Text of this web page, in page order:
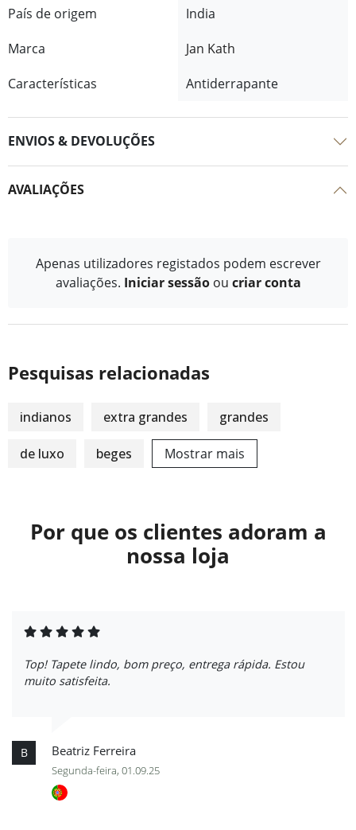
País de origem
India
Marca
Jan Kath
Características
Antiderrapante
ENVIOS & DEVOLUÇÕES
AVALIAÇÕES
Apenas utilizadores registados podem escrever
avaliações. Iniciar sessão ou criar conta
Pesquisas relacionadas
indianos extra grandes grandes
de luxo beges Mostrar mais
Por que os clientes adoram a
nossa loja
Top! Tapete lindo, bom preço, entrega rápida. Estou
muito satisfeita.
B Beatriz Ferreira
Segunda-feira, 01.09.25